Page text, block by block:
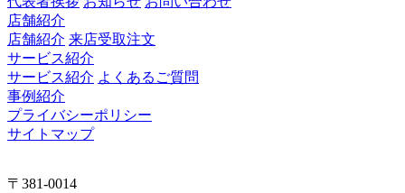
店舗紹介
店舗紹介 来店受取注文
サービス紹介
サービス紹介 よくあるご質問
事例紹介
プライバシーポリシー
サイトマップ
〒381-0014